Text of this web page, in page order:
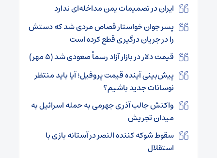
ایران در تصمیمات یمن مداخله‌ای ندارد
پسر جوان خواستار قصاص مردی شد که دستش
را در جریان درگیری قطع کرده است
قیمت دلار در بازار آزاد رسماً صعودی شد (۵ مهر)
پیش‌بینی آینده قیمت پروفیل؛ آیا باید منتظر
نوسانات جدید باشیم؟
واکنش جالب آذری جهرمی به حمله اسرائیل به
میدان تجریش
سقوط شوکه کننده النصر در آستانه بازی با
استقلال